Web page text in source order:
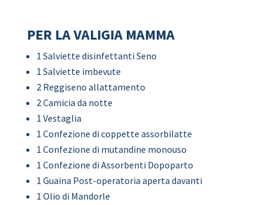
PER LA VALIGIA MAMMA
1 Salviette disinfettanti Seno
1 Salviette imbevute
2 Reggiseno allattamento
2 Camicia da notte
1 Vestaglia
1 Confezione di coppette assorbilatte
1 Confezione di mutandine monouso
1 Confezione di Assorbenti Dopoparto
1 Guaina Post-operatoria aperta davanti
1 Olio di Mandorle